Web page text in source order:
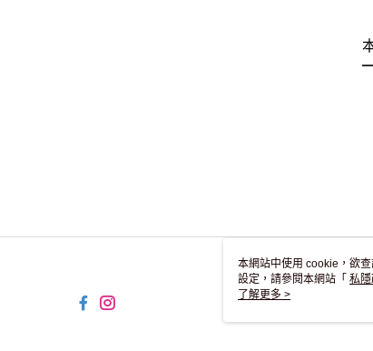
本網站中使用 cookie，欲
設定，請參閱本網站「 私
用 cookie。
了解更多 >